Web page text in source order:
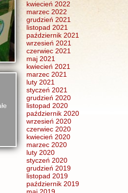
kwiecień 2022
marzec 2022
grudzień 2021
listopad 2021
październik 2021
wrzesień 2021
czerwiec 2021
maj 2021
kwiecień 2021
marzec 2021
luty 2021
styczeń 2021
grudzień 2020
listopad 2020
październik 2020
wrzesień 2020
czerwiec 2020
kwiecień 2020
marzec 2020
luty 2020
styczeń 2020
grudzień 2019
listopad 2019
październik 2019